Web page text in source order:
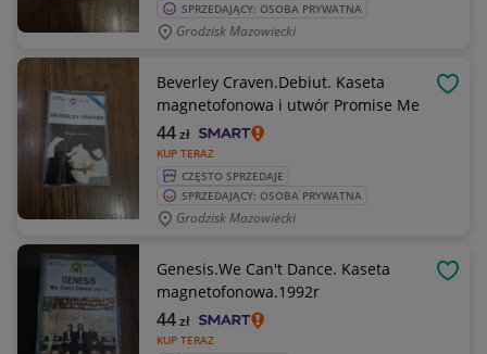
SPRZEDAJĄCY: OSOBA PRYWATNA
Grodzisk Mazowiecki
Beverley Craven.Debiut. Kaseta
magnetofonowa i utwór Promise Me
KUP TERAZ
44zł
CZĘSTO SPRZEDAJE
SPRZEDAJĄCY: OSOBA PRYWATNA
Grodzisk Mazowiecki
Genesis.We Can't Dance. Kaseta
magnetofonowa.1992r
KUP TERAZ
44zł